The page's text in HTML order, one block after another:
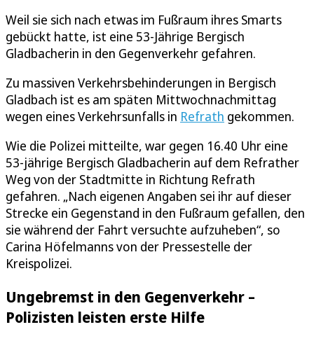
Weil sie sich nach etwas im Fußraum ihres Smarts
gebückt hatte, ist eine 53-Jährige Bergisch
Gladbacherin in den Gegenverkehr gefahren.
Zu massiven Verkehrsbehinderungen in Bergisch
Gladbach ist es am späten Mittwochnachmittag
wegen eines Verkehrsunfalls in Refrath gekommen.
Wie die Polizei mitteilte, war gegen 16.40 Uhr eine
53-jährige Bergisch Gladbacherin auf dem Refrather
Weg von der Stadtmitte in Richtung Refrath
gefahren. „Nach eigenen Angaben sei ihr auf dieser
Strecke ein Gegenstand in den Fußraum gefallen, den
sie während der Fahrt versuchte aufzuheben“, so
Carina Höfelmanns von der Pressestelle der
Kreispolizei.
Ungebremst in den Gegenverkehr –
Polizisten leisten erste Hilfe